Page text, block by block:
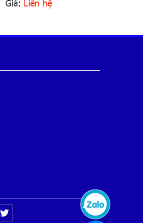
Giá: Liên hệ